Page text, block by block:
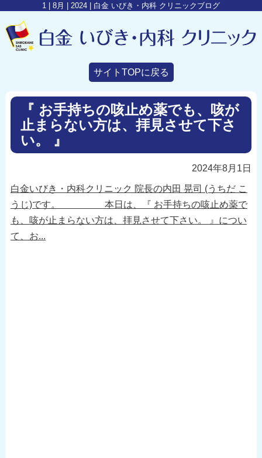
1 | 8月 | 2024 | 白金 いびき・内科 クリニックブログ
サイトTOPに戻る
『 お手持ちの咳止め薬でも、咳が
止まらない方は、拝見させて下さ
い。 』
2024年8月1日
白金いびき・内科クリニック 院長の内田 晃司 (うちだ こ
うじ)です。 本日は、『 お手持ちの咳止め薬で
も、咳が止まらない方は、拝見させて下さい。 』につい
て、お...